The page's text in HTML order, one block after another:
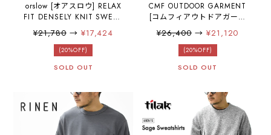
orslow [オアスロウ] RELAX
FIT DENSELY KNIT SWEAT
SHIRT [01-0041-02 / 01-
0041-60 / 01-0041-64] リ
ラックスフィットデンスリ
ツ・スウェット・デンスリ
ックス・MEN'S / LADY'S
[2025AW]
¥21,780→ ¥17,424
(20%OFF)
SOLD OUT
CMF OUTDOOR GARMENT
[コムフィアウトドアガーメ
ント] ALPHA DIRECT
SIMPLE SHIRTS [CMF2502-
C02C] アルファダイレクト
リースシャツ・MEN'S /
¥26,400→ ¥21,120
(20%OFF)
SOLD OUT